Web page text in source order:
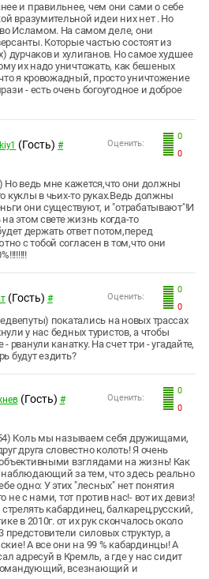
и правильнее, чем они сами о себе
вразумительной идеи них нет . Но
Исламом. На самом деле, они
Которые частью состоят из
дурчаков и хулиганов. Но самое худшее
их надо уничтожать, как бешеных
я кровожадный, просто уничтожение
- есть очень богоугодное и доброе
0
0
Оценить:
(Гость) #
Но ведь мне кажется,что они должны
куклы в чьих-то руках.Ведь должны
они существуют, и "отрабатывают"!И
этом свете жизнь когда-то
держать ответ потом,перед
с тобой согласен в том,что они
0
0
Оценить:
(Гость) #
покатались на новых трассах
у нас бедных туристов, а чтобы
рванули канатку. На счет три - угадайте,
будут ездить?
0
0
Оценить:
(Гость) #
Коль мы называем себя дружищами,
друга словестно колоть! Я очень
взглядами на жизнь! Как
за тем, что здесь реально
одно: У этих "лесных" нет понятия
не с нами, тот против нас!- вот их девиз!
кабардинец, балкарец,русский,
в 2010г. от их рук скончалось около
предстовители силовых структур, а
А все они на 99 % кабардинцы! А
адресуй в Кремль, а где у нас сидит
всезнающий и